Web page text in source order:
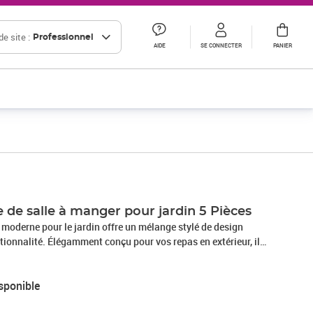
site : Professionnel
AIDE SE CONNECTER PANIER
de salle à manger pour jardin 5 Pièces
pour le jardin offre un mélange stylé de design
Élégamment conçu pour vos repas en extérieur, il
plateau en verre trempé et des sièges en poly rattan
n’importe quel jardin ou terrasse en un véritable